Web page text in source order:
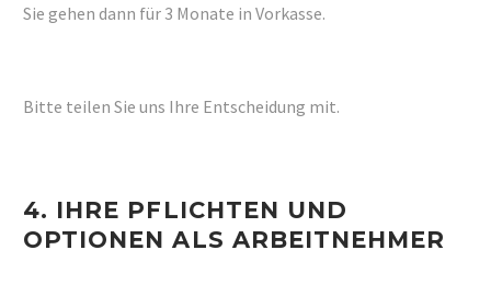
Sie gehen dann für 3 Monate in Vorkasse.
Bitte teilen Sie uns Ihre Entscheidung mit.
4. IHRE PFLICHTEN UND
OPTIONEN ALS ARBEITNEHMER